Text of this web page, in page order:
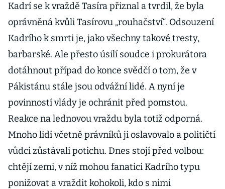
Kadrí se k vraždě Tasíra přiznal a tvrdil, že byla
oprávněná kvůli Tasírovu „rouhačství“. Odsouzení
Kadrího k smrti je, jako všechny takové tresty,
barbarské. Ale přesto úsilí soudce i prokurátora
dotáhnout případ do konce svědčí o tom, že v
Pákistánu stále jsou odvážní lidé. A nyní je
povinností vlády je ochránit před pomstou.
Reakce na lednovou vraždu byla totiž odporná.
Mnoho lidí včetně právníků ji oslavovalo a političtí
vůdci zůstávali potichu. Dnes stojí před volbou:
chtějí zemi, v níž mohou fanatici Kadrího typu
ponižovat a vraždit kohokoli, kdo s nimi